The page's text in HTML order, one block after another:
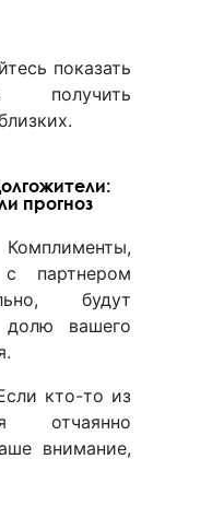
Дева.
показать
получить
прогноз
партнером
будут
долю вашего
кто-то из
отчаянно
внимание,